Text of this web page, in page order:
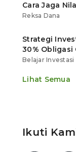
Cara Jaga
Gerusan Inflasi
Reksa Dana
Strategi
30% Obligasi
Emas, Saham
Belajar Investasi
Lihat Semua
Ikuti